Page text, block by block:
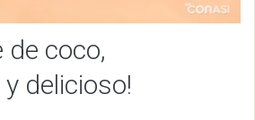
de coco,
y delicioso!